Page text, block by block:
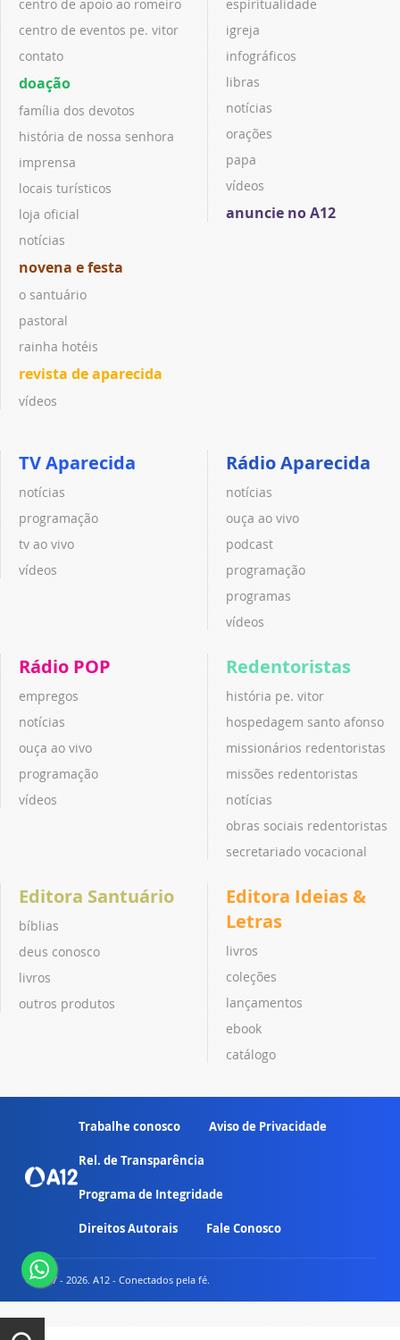
centro de apoio ao romeiro
centro de eventos pe. vitor
contato
doação
família dos devotos
história de nossa senhora
imprensa
locais turísticos
loja oficial
notícias
novena e festa
o santuário
pastoral
rainha hotéis
revista de aparecida
vídeos
espiritualidade
igreja
infográficos
libras
notícias
orações
papa
vídeos
anuncie no A12
TV Aparecida
notícias
programação
tv ao vivo
vídeos
Rádio Aparecida
notícias
ouça ao vivo
podcast
programação
programas
vídeos
Rádio POP
empregos
notícias
ouça ao vivo
programação
vídeos
Redentoristas
história pe. vitor
hospedagem santo afonso
missionários redentoristas
missões redentoristas
notícias
obras sociais redentoristas
secretariado vocacional
Editora Santuário
bíblias
deus conosco
livros
outros produtos
Editora Ideias &
Letras
livros
coleções
lançamentos
ebook
catálogo
Trabalhe conosco Aviso de Privacidade
Rel. de Transparência
Programa de Integridade
Direitos Autorais Fale Conosco
© 2007 - 2026. A12 - Conectados pela fé.